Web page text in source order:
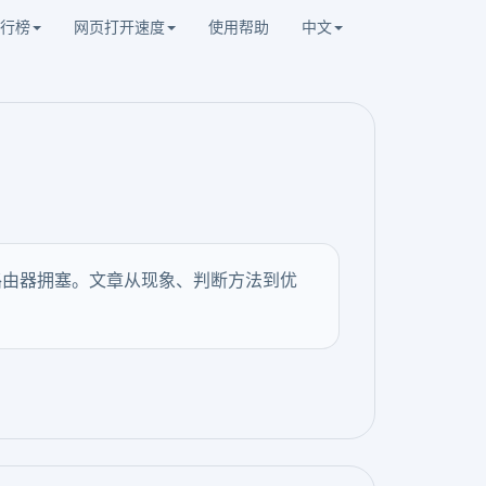
榜 网页打开速度 使用帮助 中文
器拥塞。文章从现象、判断方法到优